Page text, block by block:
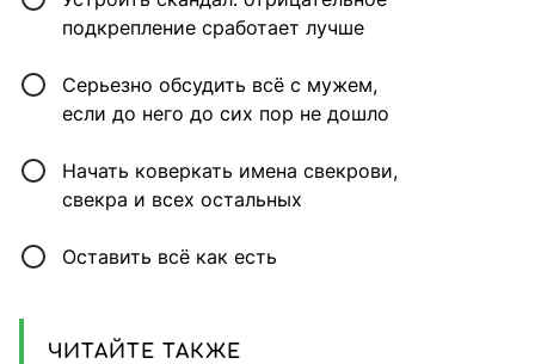
подкрепление сработает лучше
Серьезно обсудить всё с мужем,
если до него до сих пор не дошло
Начать коверкать имена свекрови,
свекра и всех остальных
Оставить всё как есть
ЧИТАЙТЕ ТАКЖЕ